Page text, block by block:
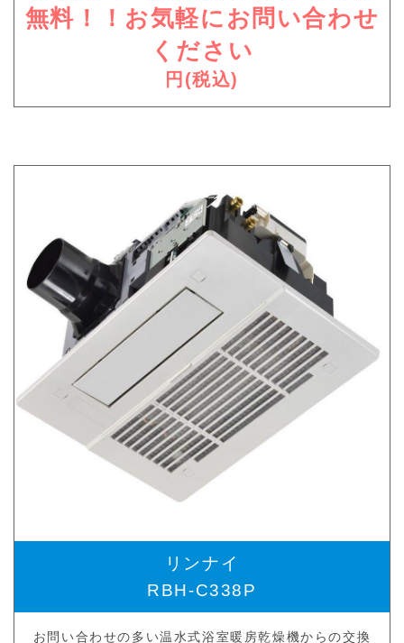
無料！！お気軽にお問い合わせ
ください
円(税込)
リンナイ
RBH-C338P
お問い合わせの多い温水式浴室暖房乾燥機からの交換